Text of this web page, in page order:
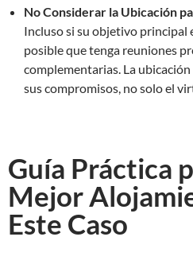
No Considerar la Ubicación
Incluso si su objetivo principal
posible que tenga reuniones
complementarias. La
sus compromisos, no solo el
Guía Práctica
Mejor
Este Caso